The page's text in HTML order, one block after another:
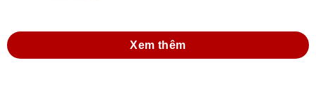
Xem thêm